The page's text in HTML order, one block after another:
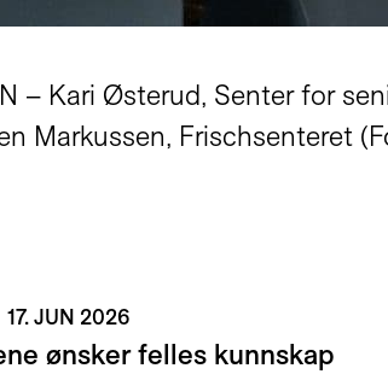
– Kari Østerud, Senter for
Markussen, Frischsenteret
17. JUN 2026
ønsker felles kunnskap